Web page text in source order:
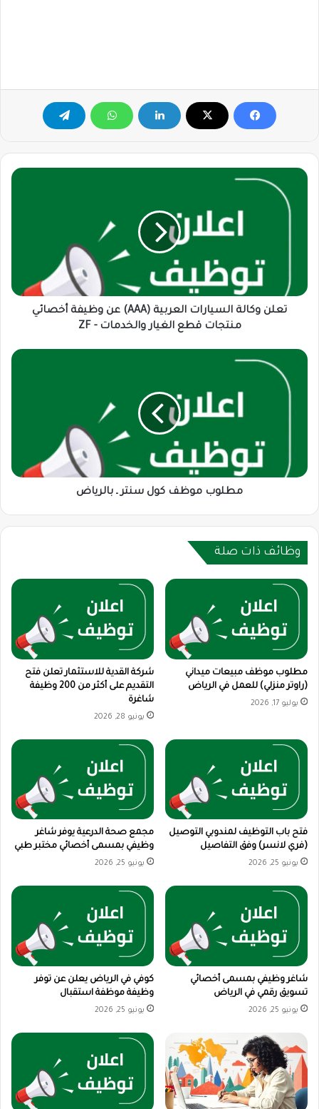
تعلن
السيارات
منتجات
-
تعلن وكالة السيارات العربية (AAA) عن وظيفة أخصائي
منتجات قطع الغيار والخدمات - ZF
مطلوب
موظف
مطلوب موظف كول سنتر ـ بالرياض
وظائف ذات صلة
مطلوب موظف مبيعات ميداني
(راوتر منزلي) للعمل في الرياض
يوليو 17, 2026
شركة القدية للاستثمار تعلن فتح
التقديم على أكثر من 200 وظيفة
شاغرة
يونيو 28, 2026
فتح باب التوظيف لمندوبي التوصيل
(فري لانسر) وفق التفاصيل
يونيو 25, 2026
مجمع صحة الدرعية يوفر شاغر
وظيفي بمسمى أخصائي مختبر طبي
يونيو 25, 2026
شاغر وظيفي بمسمى أخصائي
تسويق رقمي في الرياض
يونيو 25, 2026
كوفي في الرياض يعلن عن توفر
وظيفة موظفة استقبال
يونيو 25, 2026